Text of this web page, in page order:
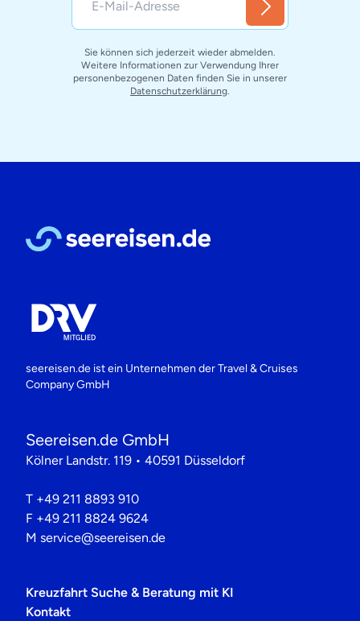
Sie können sich jederzeit wieder abmelden.
Weitere Informationen zur Verwendung Ihrer
personenbezogenen Daten finden Sie in unserer
Datenschutzerklärung
seereisen.de ist ein Unternehmen derTravel & Cruises
Company GmbH
Seereisen.de GmbH
Kölner Landstr. 119 • 40591 Düsseldorf
T +49 211 8893 910
F +49 211 8824 9624
M service@seereisen.de
Kreuzfahrt Suche & Beratung mit KI
Kontakt